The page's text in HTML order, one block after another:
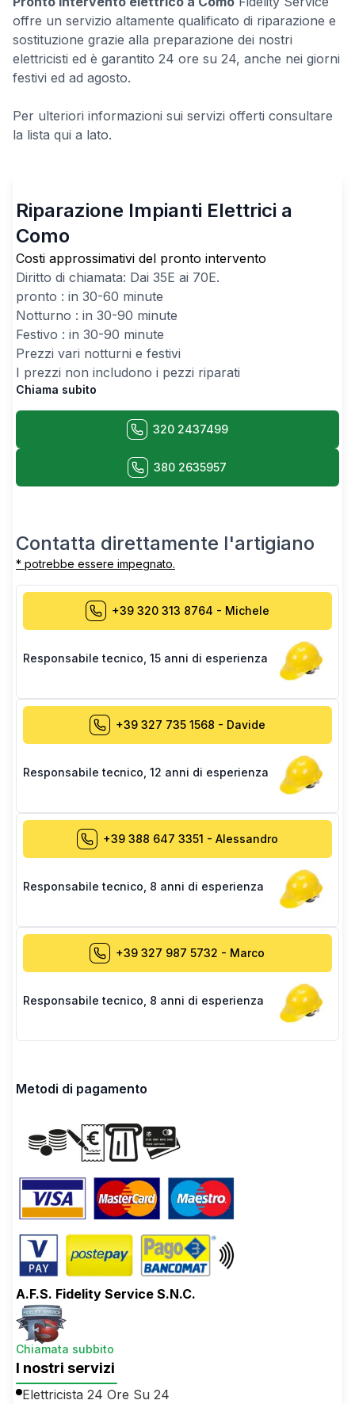
offre un servizio altamente qualificato di riparazione e
sostituzione grazie alla preparazione dei nostri
elettricisti ed è garantito 24 ore su 24, anche nei giorni
festivi ed ad agosto.
Per ulteriori informazioni sui servizi offerti consultare
la lista qui a lato.
Riparazione Impianti Elettrici a
Como
Costi approssimativi del pronto intervento
Diritto di chiamata: Dai 35E ai 70E.
pronto : in 30-60 minute
Notturno : in 30-90 minute
Festivo : in 30-90 minute
Prezzi vari notturni e festivi
I prezzi non includono i pezzi riparati
Chiama subito
320 2437499
380 2635957
Contatta direttamente l'artigiano
* potrebbe essere impegnato.
+39 320 313 8764 - Michele
Responsabile tecnico 15 anni di esperienza
+39 327 735 1568 - Davide
Responsabile tecnico 12 anni di esperienza
+39 388 647 3351 - Alessandro
Responsabile tecnico 8 anni di esperienza
+39 327 987 5732 - Marco
Responsabile tecnico 8 anni di esperienza
Metodi di pagamento
A.F.S. Fidelity Service S.N.C.
Chiamata subbito
I nostri servizi
Elettricista 24 Ore Su 24